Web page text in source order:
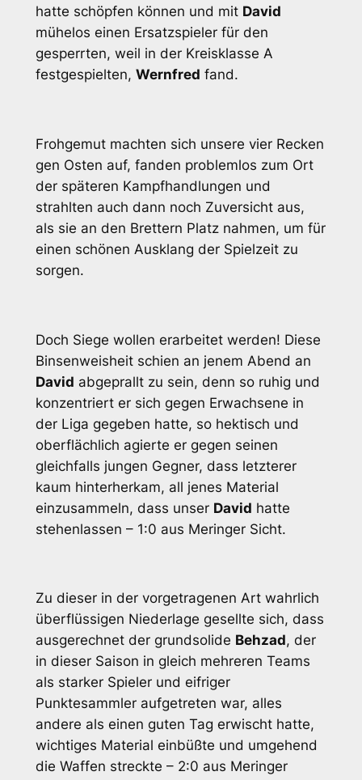
hatte schöpfen können und mit David
mühelos einen Ersatzspieler für den
gesperrten, weil in der Kreisklasse A
festgespielten, Wernfred fand.
Frohgemut machten sich unsere vier Recken
gen Osten auf, fanden problemlos zum Ort
der späteren Kampfhandlungen und
strahlten auch dann noch Zuversicht aus,
als sie an den Brettern Platz nahmen, um für
einen schönen Ausklang der Spielzeit zu
sorgen.
Doch Siege wollen erarbeitet werden! Diese
Binsenweisheit schien an jenem Abend an
David abgeprallt zu sein, denn so ruhig und
konzentriert er sich gegen Erwachsene in
der Liga gegeben hatte, so hektisch und
oberflächlich agierte er gegen seinen
gleichfalls jungen Gegner, dass letzterer
kaum hinterherkam, all jenes Material
einzusammeln, dass unser David hatte
stehenlassen – 1:0 aus Meringer Sicht.
Zu dieser in der vorgetragenen Art wahrlich
überflüssigen Niederlage gesellte sich, dass
ausgerechnet der grundsolide Behzad, der
in dieser Saison in gleich mehreren Teams
als starker Spieler und eifriger
Punktesammler aufgetreten war, alles
andere als einen guten Tag erwischt hatte,
wichtiges Material einbüßte und umgehend
die Waffen streckte – 2:0 aus Meringer